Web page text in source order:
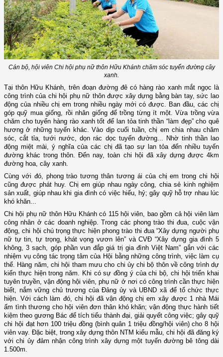
Cán bộ, hội viên Chi hội phụ nữ thôn Hữu Khánh chăm sóc tuyến đường cây
xanh.
Tại thôn Hữu Khánh, trên đoạn đường đê có hàng rào xanh mắt ngọc là
công trình của chi hội phụ nữ thôn được xây dựng bằng bàn tay, sức lao
động của nhiều chị em trong nhiều ngày mới có được. Ban đầu, các chị
góp quỹ mua giống, rồi nhân giống để trồng từng ít một. Vừa trồng vừa
chăm cho tuyến hàng rào xanh tốt để lan tỏa tinh thần “làm đẹp” cho quê
hương ở những tuyến khác. Vào dịp cuối tuần, chị em chia nhau chăm
sóc, cắt tỉa, tưới nước, dọn rác dọc tuyến đường... Nhờ tinh thần lao
động miệt mài, ý nghĩa của các chị đã tạo sự lan tỏa đến nhiều tuyến
đường khác trong thôn. Đến nay, toàn chi hội đã xây dựng được 4km
đường hoa, cây xanh.
Cùng với đó, phong trào tương thân tương ái của chị em trong chi hội
cũng được phát huy. Chị em giúp nhau ngày công, chia sẻ kinh nghiệm
sản xuất, giúp nhau khi gia đình có việc hiếu, hỷ; gây quỹ hỗ trợ nhau lúc
khó khăn...
Chi hội phụ nữ thôn Hữu Khánh có 115 hội viên, bao gồm cả hội viên làm
công nhân ở các doanh nghiệp. Trong các phong trào thi đua, cuộc vận
động, chi hội chú trọng thực hiện phong trào thi đua “Xây dựng người phụ
nữ tự tin, tự trọng, khát vọng vươn lên” và CVĐ “Xây dựng gia đình 5
không, 3 sạch, góp phần vun đắp giá trị gia đình Việt Nam” gắn với các
nhiệm vụ công tác trọng tâm của Hội bằng những công trình, việc làm cụ
thể. Hàng năm, chi hội tham mưu cho chi ủy chi bộ thôn về công trình dự
kiến thực hiện trong năm. Khi có sự đồng ý của chi bộ, chi hội triển khai
tuyên truyền, vận động hội viên, phụ nữ ở nơi có công trình cần thực hiện
biết, nắm vững chủ trương của Đảng ủy và UBND xã để tổ chức thực
hiện. Với cách làm đó, chi hội đã vận động chị em xây được 1 nhà Mái
ấm tình thương cho hội viên đơn thân khó khăn; vận động thực hành tiết
kiệm theo gương Bác để tích tiểu thành đại, giải quyết công việc; gây quỹ
chi hội đạt hơn 100 triệu đồng (bình quân 1 triệu đồng/hội viên) cho 8 hội
viên vay. Đặc biệt, trong xây dựng thôn NTM kiểu mẫu, chi hội đã đăng ký
với chi ủy đảm nhận công trình xây dựng một tuyến đường bê tông dài
1.500m.